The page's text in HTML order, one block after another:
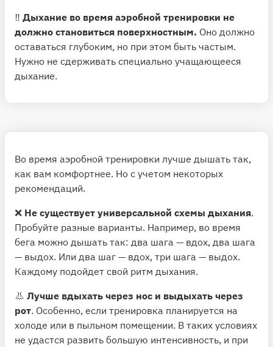
‼️ Дыхание во время аэробной тренировки не
должно становиться поверхностным. Оно должно
оставаться глубоким, но при этом быть частым.
Нужно не сдерживать специально учащающееся
дыхание.
Во время аэробной тренировки лучше дышать так,
как вам комфортнее. Но с учетом некоторых
рекомендаций.
❌ Не существует универсальной схемы дыхания.
Пробуйте разные варианты. Например, во время
бега можно дышать так: два шага — вдох, два шага
— выдох. Или два шаг — вдох, три шага — выдох.
Каждому подойдет свой ритм дыхания.
👃 Лучше вдыхать через нос и выдыхать через
рот. Особенно, если тренировка планируется на
холоде или в пыльном помещении. В таких условиях
не удастся развить большую интенсивность, и при